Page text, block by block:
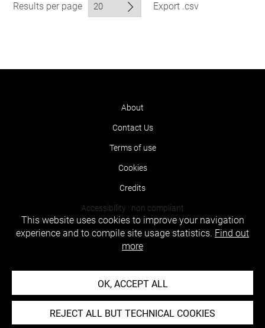
Results per page Export .csv
About
Contact Us
Terms of use
Cookies
Credits
Accessibility : non compliant
This website uses cookies to improve your navigation
experience and to compile site usage statistics. Find out
more
OK, ACCEPT ALL
REJECT ALL BUT TECHNICAL COOKIES